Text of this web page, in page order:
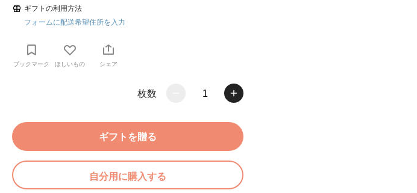
ギフトの利用方法
フォームに配送希望住所を入力
ブックマーク ほしいもの シェア
枚数 1
ギフトを贈る
自分用に購入する